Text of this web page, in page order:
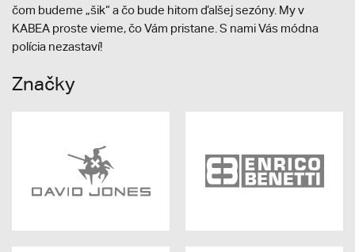
čom budeme „šik“ a čo bude hitom ďalšej sezóny. My v
KABEA proste vieme, čo Vám pristane. S nami Vás módna
polícia nezastaví!
Značky